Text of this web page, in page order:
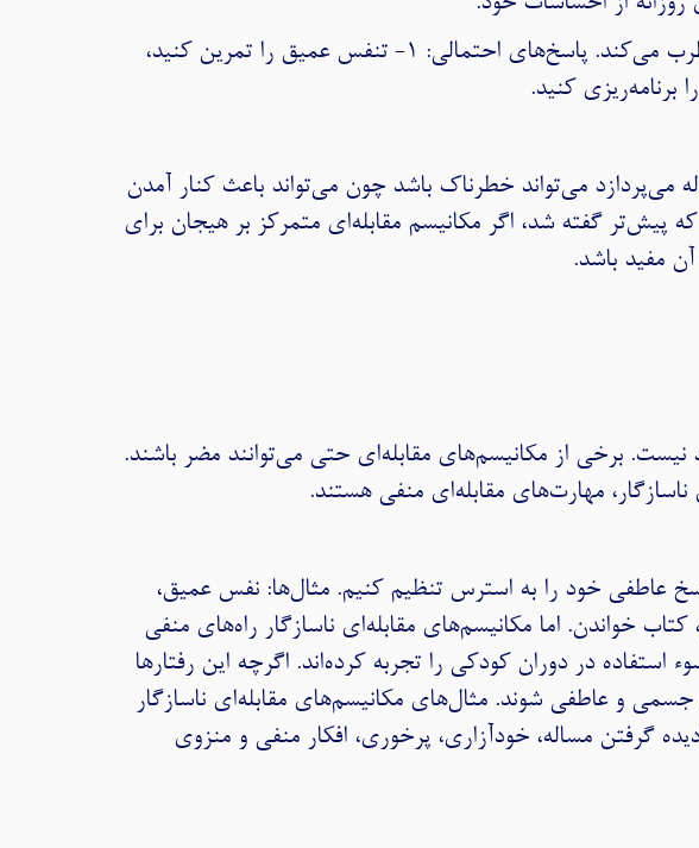
مثال دوم: شما به یک مهمانی دعوت شده‌اید که حضور برخی از افراد در آن‌جا شما را مضطرب می‌کند. پاسخ‌های احتمالی: ۱- تنفس عمیق را تمرین کنید،
می‌پردازد می‌تواند خطرناک باشد چون می‌تواند باعث کنار آمدن
گفته شد، اگر مکانیسم مقابله‌ای متمرکز بر هیجان برای
مفید باشد.
برخی از مکانیسم‌های مقابله‌ای حتی می‌توانند مضر باشند.
مهارت‌های مقابله‌ای منفی هستند.
عاطفی خود را به استرس تنظیم کنیم. مثال‌ها: نفس عمیق،
خواندن. اما مکانیسم‌های مقابله‌ای ناسازگار راه‌های منفی
استفاده در دوران کودکی را تجربه کرده‌اند. اگرچه این رفتارها
و عاطفی شوند. مثال‌های مکانیسم‌های مقابله‌ای ناسازگار
گرفتن مساله، خودآزاری، پرخوری، افکار منفی و منزوی